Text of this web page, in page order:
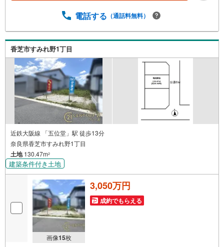
対象になります。「資料をもらう」「見学予約をする」か
ンのうえお問い合わせください。-----------------------------
電話する （通話料無料）
香芝市すみれ野1丁目
近鉄大阪線 「五位堂」駅 徒歩13分
奈良県香芝市すみれ野1丁目
土地130.47m2
建築条件付き土地
画像15枚
3,050万円
成約でもらえる